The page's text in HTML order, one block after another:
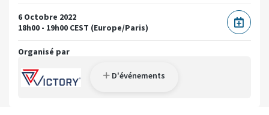
6 Octobre 2022
18h00 - 19h00 CEST (Europe/Paris)
Organisé par
D'événements